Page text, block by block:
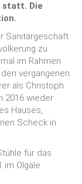
statt. Die
Sanitärgeschäft
zu
im Rahmen
vergangenen
als Christoph
2016 wieder
Hauses,
Scheck in
für das
im Olgäle